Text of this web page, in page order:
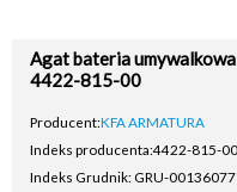
Agat bateria
4422-815-00
Producent:KFA ARMATURA
Indeks producenta:4422-815-00
Indeks Grudnik: GRU-00136077